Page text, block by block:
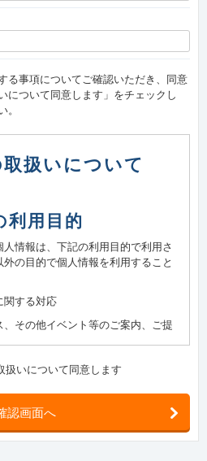
る事項についてご確認いただき、同意
について同意します」をチェックし
。
扱いについて
利用目的
情報は、下記の利用目的で利用さ
の目的で個人情報を利用すること
関する対応
、その他イベント等のご案内、ご提
質改善・応対サービスの向上のため
ータ又は第三者提
扱いについて同意します
認画面へ